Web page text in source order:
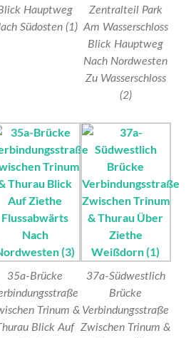
Hauptweg
Südosten (1)
Zentralteil Park
Am Wasserschloss
Blick Hauptweg
Nach Nordwesten
Zu Wasserschloss
(2)
35a-Brücke
Trinum &
Blick Auf
37a-Südwestlich
Brücke
Verbindungsstraße
Zwischen Trinum &